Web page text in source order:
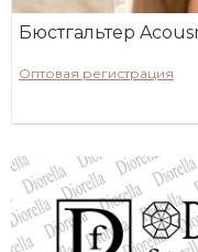
Бюстгальтер
Оптовая регистрация